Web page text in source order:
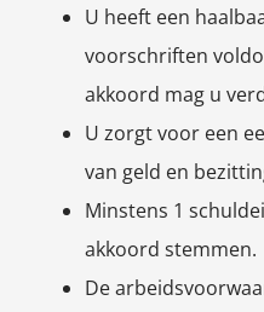
U heeft een
voorschriften
akkoord mag u
U zorgt voor een
van geld en
Minstens 1
akkoord stemmen.
De